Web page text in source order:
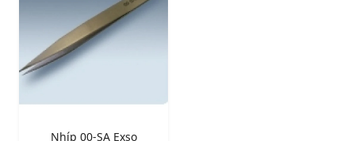
Nhíp 00-SA Exso